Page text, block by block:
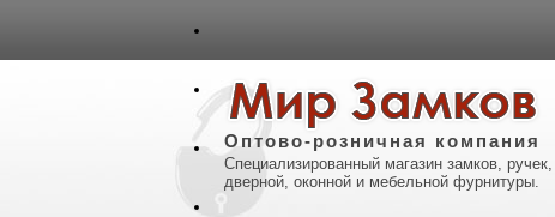
Оптово-розничная компания
Специализированный магазин замков, ручек,
дверной, оконной и мебельной фурнитуры.